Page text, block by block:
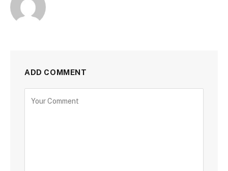
ADD COMMENT